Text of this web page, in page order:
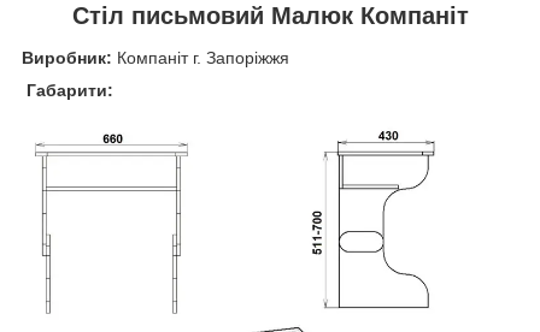
Стіл письмовий Малюк Компаніт
Виробник: Компаніт г. Запоріжжя
Габарити: